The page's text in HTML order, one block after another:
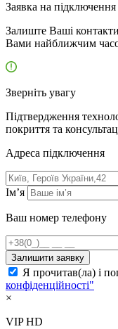
Заявка на підключення
Залиште Ваші
Вами найближчим
Зверніть увагу
Підтвердження
покриття та
Адресa підключення
Ім’я
Ваш номер телефону
Залишити заявку
Я прочитав(ла) і
конфіденційності"
×
VIP HD